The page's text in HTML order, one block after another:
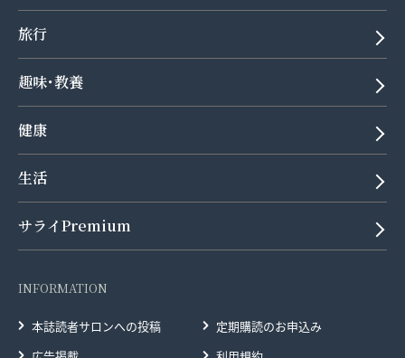
旅行
趣味･教養
健康
生活
サライPremium
INFORMATION
本誌読者サロンへの投稿
定期購読のお申込み